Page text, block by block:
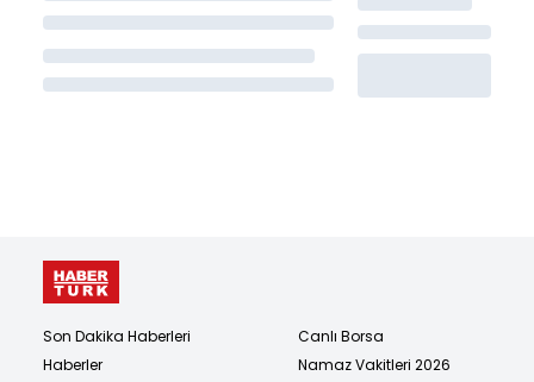
Son Dakika Haberleri
Haberler
Canlı Borsa
Namaz Vakitleri 2026